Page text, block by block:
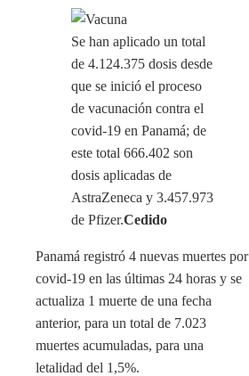
Se han aplicado un total
de 4.124.375 dosis desde
que se inició el proceso
de vacunación contra el
covid-19 en Panamá; de
este total 666.402 son
dosis aplicadas de
AstraZeneca y 3.457.973
de Pfizer.Cedido
Panamá registró 4 nuevas muertes por
covid-19 en las últimas 24 horas y se
actualiza 1 muerte de una fecha
anterior, para un total de 7.023
muertes acumuladas, para una
letalidad del 1,5%.